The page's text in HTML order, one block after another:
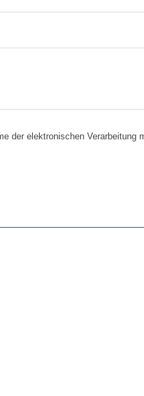
der elektronischen Verarbeitung